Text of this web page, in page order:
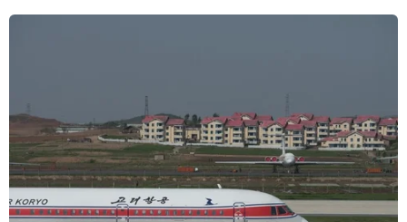
TIN CÙNG CHUYÊN MỤC
WHO ghi nhận tín hiệu tích cực từ